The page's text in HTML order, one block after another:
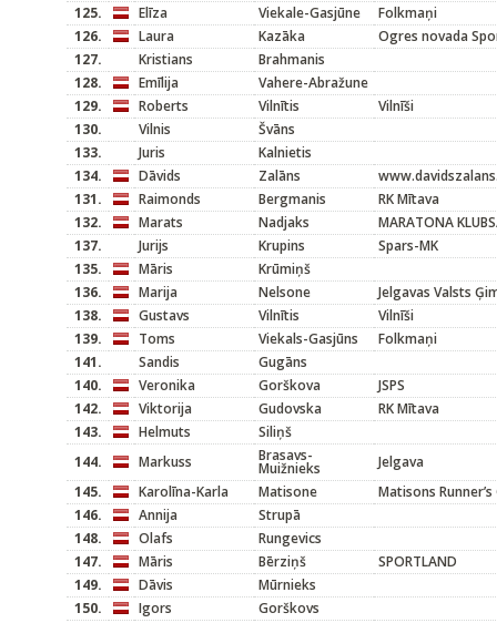
125.
Elīza Viekale-Gasjūne
Folkmaņi
126.
Laura Kazāka
Ogres novada
127.
Kristians
Brahmanis
128.
Emīlija
Vahere-Abražune
129.
Roberts Vilnītis
Vilnīši
130.
Vilnis
Švāns
133.
Juris
Kalnietis
134.
Dāvids Zalāns
131.
Raimonds Bergmanis
RK Mītava
132.
Marats Nadjaks
MARATONA
137.
Jurijs Krupins
Spars-MK
135.
Māris
Krūmiņš
136.
Marija Nelsone
Jelgavas Valsts
138.
Gustavs Vilnītis
Vilnīši
139.
Toms Viekals-Gasjūns
Folkmaņi
141.
Sandis
Gugāns
140.
Veronika Gorškova
JSPS
142.
Viktorija Gudovska
RK Mītava
143.
Helmuts
Siliņš
144.
Markuss Brasavs-
Muižnieks
Jelgava
145.
Karolīna-Karla Matisone
Matisons Runner’s
146.
Annija
Strupā
148.
Olafs
Rungevics
147.
Māris Bērziņš
SPORTLAND
149.
Dāvis
Mūrnieks
150.
Igors
Gorškovs